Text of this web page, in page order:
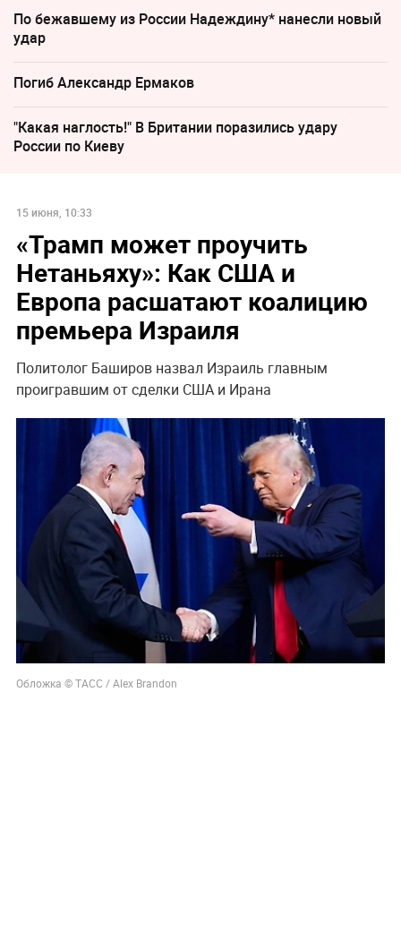
По бежавшему из России Надеждину* нанесли новый
удар
Погиб Александр Ермаков
"Какая наглость!" В Британии поразились удару
России по Киеву
15 июня, 10:33
«Трамп может проучить
Нетаньяху»: Как США и
Европа расшатают коалицию
премьера Израиля
Политолог Баширов назвал Израиль главным
проигравшим от сделки США и Ирана
Обложка © ТАСС / Alex Brandon